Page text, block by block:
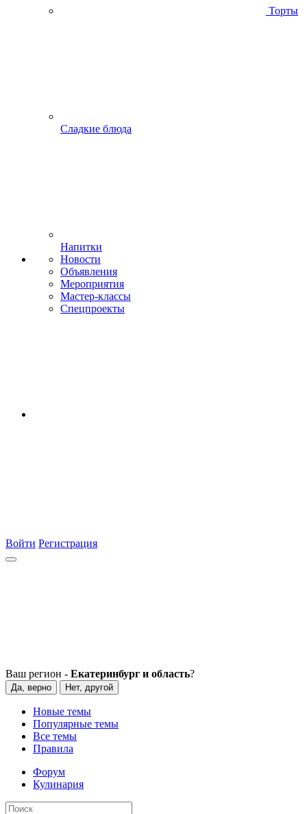
Торты
Сладкие блюда
Напитки
Новости
Объявления
Мероприятия
Мастер-классы
Спецпроекты
Войти Регистрация
Ваш регион - Екатеринбург и область?
Да, верно Нет, другой
Новые темы
Популярные темы
Все темы
Правила
Форум
Кулинария